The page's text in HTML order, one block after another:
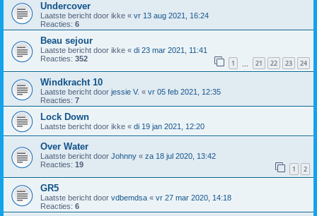
Undercover
Laatste bericht door ikke « vr 13 aug 2021, 16:24
Reacties: 6
Beau sejour
Laatste bericht door ikke « di 23 mar 2021, 11:41
Reacties: 352 1 21 22 23 24
Windkracht 10
Laatste bericht door jessie V. « vr 05 feb 2021, 12:35
Reacties: 7
Lock Down
Laatste bericht door ikke « di 19 jan 2021, 12:20
Over Water
Laatste bericht door Johnny « za 18 jul 2020, 13:42
Reacties: 19 1 2
GR5
Laatste bericht door vdbemdsa « vr 27 mar 2020, 14:18
Reacties: 6